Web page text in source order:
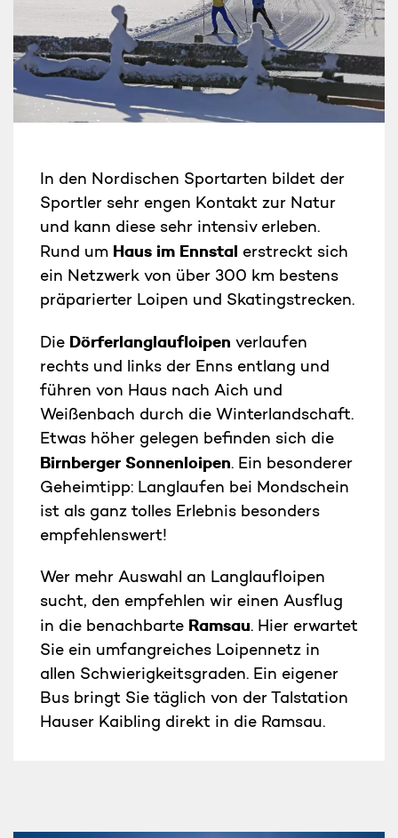
In den Nordischen Sportarten bildet der
Sportler sehr engen Kontakt zur Natur
und kann diese sehr intensiv erleben.
Rund um Haus im Ennstal erstreckt sich
ein Netzwerk von über 300 km bestens
präparierter Loipen und Skatingstrecken.
Die Dörferlanglaufloipen verlaufen
rechts und links der Enns entlang und
führen von Haus nach Aich und
Weißenbach durch die Winterlandschaft.
Etwas höher gelegen befinden sich die
Birnberger Sonnenloipen. Ein besonderer
Geheimtipp: Langlaufen bei Mondschein
ist als ganz tolles Erlebnis besonders
empfehlenswert!
Wer mehr Auswahl an Langlaufloipen
sucht, den empfehlen wir einen Ausflug
in die benachbarte Ramsau. Hier erwartet
Sie ein umfangreiches Loipennetz in
allen Schwierigkeitsgraden. Ein eigener
Bus bringt Sie täglich von der Talstation
Hauser Kaibling direkt in die Ramsau.